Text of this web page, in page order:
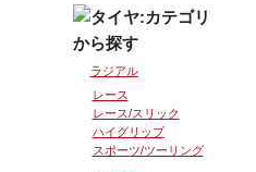
ラジアル
レース
レース/スリック
ハイグリップ
スポーツ/ツーリング